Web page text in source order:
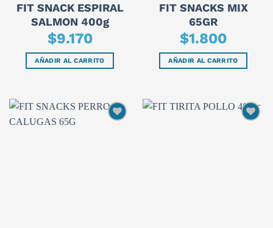
FIT SNACK ESPIRAL
SALMON 400g
$9.170
AÑADIR AL CARRITO
FIT SNACKS MIX
65GR
$1.800
AÑADIR AL CARRITO